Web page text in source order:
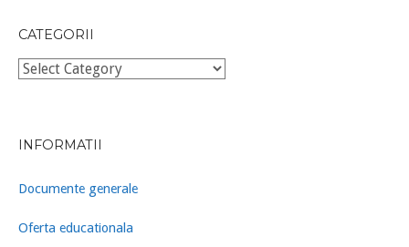
CATEGORII
Categorii
INFORMATII
Documente generale
Oferta educationala